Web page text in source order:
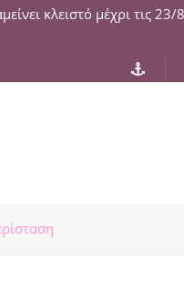
κλειστό μέχρι τις